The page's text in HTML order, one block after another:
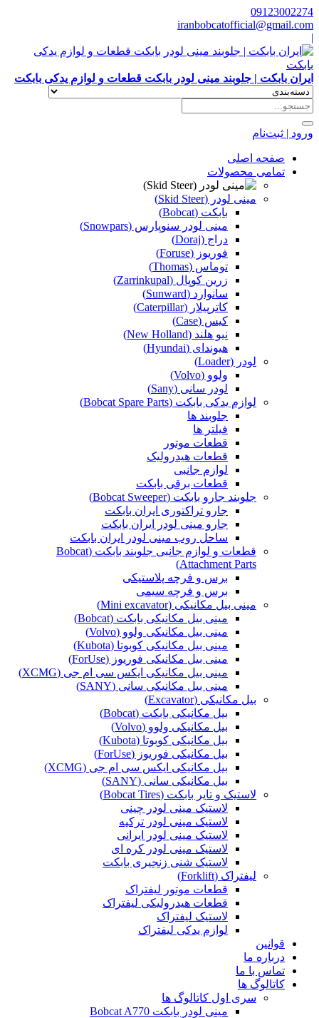
09123002274
iranbobcatofficial@gmail.com
|
ایران بابکت | جلوبند مینی لودر بابکت قطعات و لوازم یدکی بابکت
ورود | ثبت‌نام
صفحه اصلی
تمامی محصولات
مینی لودر (Skid Steer)
بابکت (Bobcat)
مینی لودر سنوپارس (Snowpars)
دراج (Doraj)
فوریوز (Foruse)
توماس (Thomas)
زرین کوپال (Zarrinkupal)
سانوارد (Sunward)
کاترپیلار (Caterpillar)
کیس (Case)
نیو هلند (New Holland)
هیوندای (Hyundai)
لودر (Loader)
ولوو (Volvo)
لودر سانی (Sany)
لوازم یدکی بابکت (Bobcat Spare Parts)
جلوبند ها
فیلتر ها
قطعات موتور
قطعات هیدرولیک
لوازم جانبی
قطعات برقی بابکت
جلوبند جارو بابکت (Bobcat Sweeper)
جارو تراکتوری ایران بابکت
جارو مینی لودر ایران بابکت
ساحل روب مینی لودر ایران بابکت
قطعات و لوازم جانبی جلوبند بابکت (Bobcat
Attachment Parts)
برس و فرچه پلاستیکی
برس و فرچه سیمی
مینی بیل مکانیکی (Mini excavator)
مینی بیل مکانیکی بابکت (Bobcat)
مینی بیل مکانیکی ولوو (Volvo)
مینی بیل مکانیکی کوبوتا (Kubota)
مینی بیل مکانیکی فوریوز (ForUse)
مینی بیل مکانیکی ایکس سی ام جی (XCMG)
مینی بیل مکانیکی سانی (SANY)
بیل مکانیکی (Excavator)
بیل مکانیکی بابکت (Bobcat)
بیل مکانیکی ولوو (Volvo)
بیل مکانیکی کوبوتا (Kubota)
بیل مکانیکی فوریوز (ForUse)
بیل مکانیکی ایکس سی ام جی (XCMG)
بیل مکانیکی سانی (SANY)
لاستیک و تایر بابکت (Bobcat Tires)
لاستیک مینی لودر چینی
لاستیک مینی لودر ترکیه
لاستیک مینی لودر ایرانی
لاستیک مینی لودر کره ای
لاستیک شنی زنجیری بابکت
لیفتراک (Forklift)
قطعات موتور لیفتراک
قطعات هیدرولیکی لیفتراک
لاستیک لیفتراک
لوازم یدکی لیفتراک
قوانین
درباره ما
تماس با ما
کاتالوگ ها
سری اول کاتالوگ ها
مینی لودر بابکت Bobcat A770